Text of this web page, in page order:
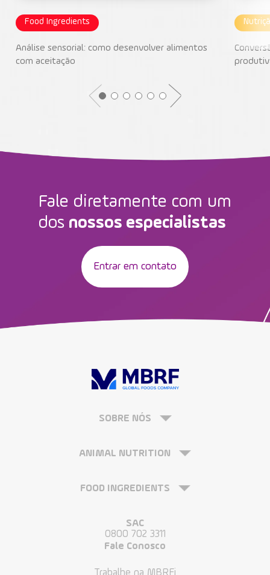
Food Ingredients
Análise sensorial: como desenvolver alimentos
com aceitação
Fale diretamente com um
dos nossos especialistas
Entrar em contato
SOBRE NÓS
ANIMAL NUTRITION
FOOD INGREDIENTS
SAC
0800 702 3311
Fale Conosco
Trabalhe na MBRFi